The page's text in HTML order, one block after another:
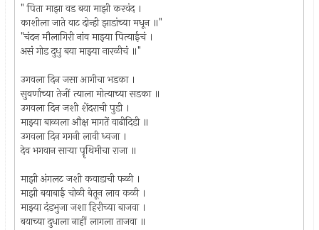
" पिता माझा वड बया माझी करवंद ।
काशीला जाते वाट दोन्ही झाडांच्या मधून ॥"
"चंदन मौलागिरी नांव माझ्या पित्याईचं ।
असं गोड दुधु बया माझ्या नारळीचं ॥"
उगवला दिन जसा आगीचा भडका ।
सुवर्णाच्या तेजीं त्याला मोत्याच्या सडका ॥
उगवला दिन जशी शेंदराची पुडी ।
माझ्या बाळाला औक्ष मागतें वाढीदिडी ॥
उगवला दिन गगनी लावी ध्वजा ।
देव भगवान सार्‍या पॄथिमीचा राजा ॥
माझी अंगलट जशी कवाडाची फळी ।
माझी बयाबाई चोळी बेतून लाव कळी ।
माझ्या दंडभुजा जशा हिरीच्या बाजवा ।
बयाच्या दुधाला नाहीं लागला ताजवा ॥